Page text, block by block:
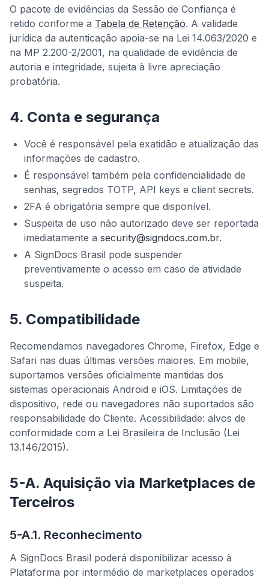
O pacote de evidências da Sessão de Confiança é
retido conforme a Tabela de Retenção. A validade
jurídica da autenticação apoia-se na Lei 14.063/2020 e
na MP 2.200-2/2001, na qualidade de evidência de
autoria e integridade, sujeita à livre apreciação
probatória.
4. Conta e segurança
Você é responsável pela exatidão e atualização das
informações de cadastro.
É responsável também pela confidencialidade de
senhas, segredos TOTP, API keys e client secrets.
2FA é obrigatória sempre que disponível.
Suspeita de uso não autorizado deve ser reportada
imediatamente a security@signdocs.com.br.
A SignDocs Brasil pode suspender
preventivamente o acesso em caso de atividade
suspeita.
5. Compatibilidade
Recomendamos navegadores Chrome, Firefox, Edge e
Safari nas duas últimas versões maiores. Em mobile,
suportamos versões oficialmente mantidas dos
sistemas operacionais Android e iOS. Limitações de
dispositivo, rede ou navegadores não suportados são
responsabilidade do Cliente. Acessibilidade: alvos de
conformidade com a Lei Brasileira de Inclusão (Lei
13.146/2015).
5-A. Aquisição via Marketplaces de
Terceiros
5-A.1. Reconhecimento
A SignDocs Brasil poderá disponibilizar acesso à
Plataforma por intermédio de marketplaces operados